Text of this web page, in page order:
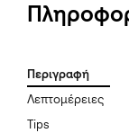
Περιγραφή
Λεπτομέρειες
Tips